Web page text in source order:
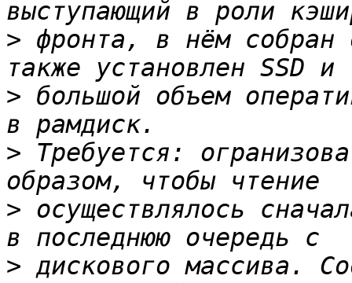
> фронта, в нём собран
> большой объем
> Требуется:
> осуществлялось
> дискового массива.